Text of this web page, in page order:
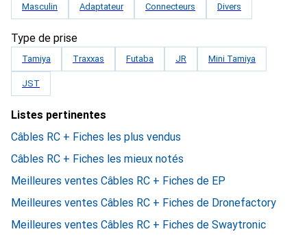
Masculin Adaptateur Connecteurs Divers
Type de prise
Tamiya Traxxas Futaba JR Mini Tamiya
JST
Listes pertinentes
Câbles RC + Fiches les plus vendus
Câbles RC + Fiches les mieux notés
Meilleures ventes Câbles RC + Fiches de EP
Meilleures ventes Câbles RC + Fiches de Dronefactory
Meilleures ventes Câbles RC + Fiches de Swaytronic